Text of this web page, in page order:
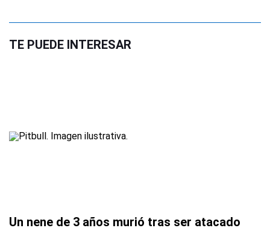
TE PUEDE INTERESAR
Un nene de 3 años murió tras ser atacado